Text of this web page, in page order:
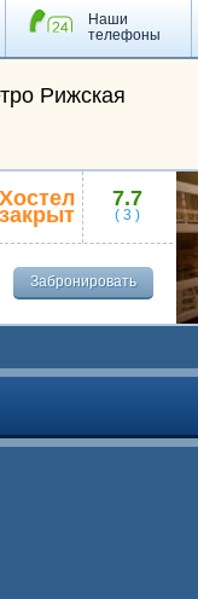
Наши
телефоны
Рижская
Хостел
закрыт
7.7
(3 )
Забронировать